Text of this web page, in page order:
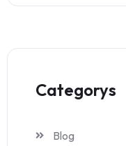
Categorys
Blog